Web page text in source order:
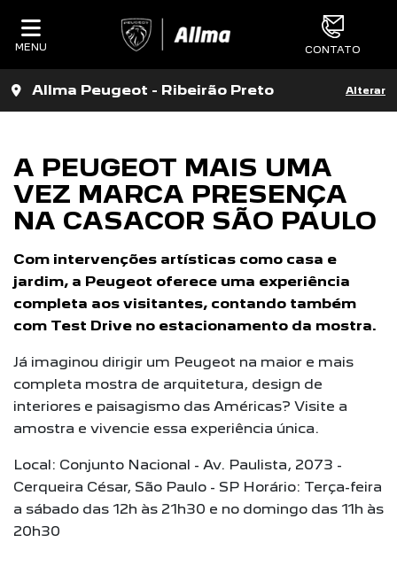
MENU CONTATO
Allma Peugeot - Ribeirão Preto Alterar
A PEUGEOT MAIS UMA
VEZ MARCA PRESENÇA
NA CASACOR SÃO PAULO
Com intervenções artísticas como casa e
jardim, a Peugeot oferece uma experiência
completa aos visitantes, contando também
com Test Drive no estacionamento da mostra.
Já imaginou dirigir um Peugeot na maior e mais
completa mostra de arquitetura, design de
interiores e paisagismo das Américas? Visite a
amostra e vivencie essa experiência única.
Local: Conjunto Nacional - Av. Paulista, 2073 -
Cerqueira César, São Paulo - SP Horário: Terça-feira
a sábado das 12h às 21h30 e no domingo das 11h às
20h30